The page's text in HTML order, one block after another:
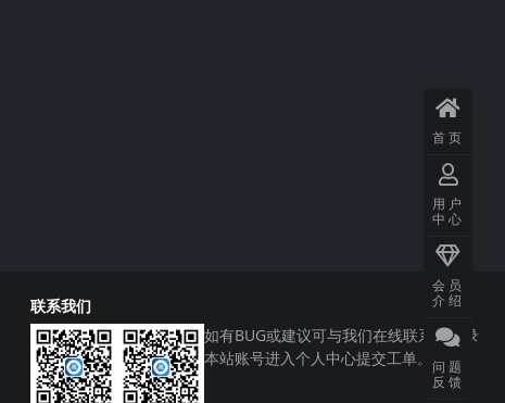
联系我们
如有BUG或建议可与我们在线联系或登录
本站账号进入个人中心提交工单。
首页
用户
中心
会员
介绍
问题
反馈